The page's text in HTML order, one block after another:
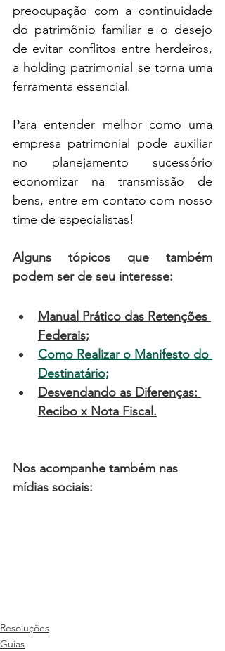
preocupação com a continuidade
do patrimônio familiar e o desejo
de evitar conflitos entre herdeiros,
a holding patrimonial se torna uma
ferramenta essencial.
Para entender melhor como uma
empresa patrimonial pode auxiliar
no planejamento sucessório
economizar na transmissão de
bens, entre em contato com nosso
time de especialistas!
Alguns tópicos que também
podem ser de seu interesse:
Manual Prático das Retenções
Federais;
Como Realizar o Manifesto do
Destinatário;
Desvendando as Diferenças:
Recibo x Nota Fiscal .
Nos acompanhe também nas
mídias sociais:
Resoluções
Guias